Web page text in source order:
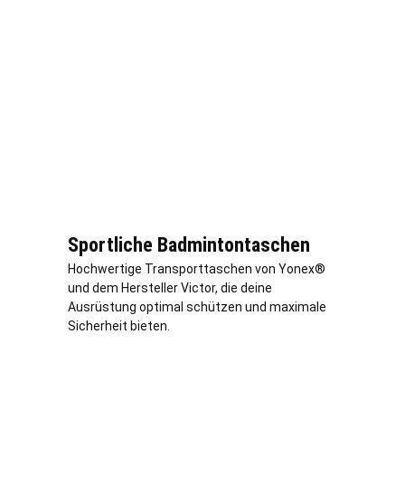
Sportliche Badmintontaschen
Hochwertige Transporttaschen von Yonex®
und dem Hersteller Victor, die deine
Ausrüstung optimal schützen und maximale
Sicherheit bieten.